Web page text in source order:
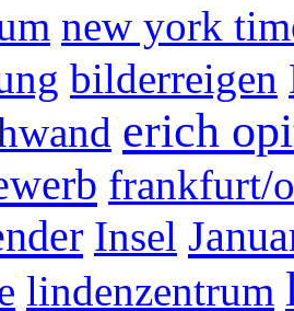
new york
bilderreigen
erich
frankfurt/
Insel
lindenzentrum